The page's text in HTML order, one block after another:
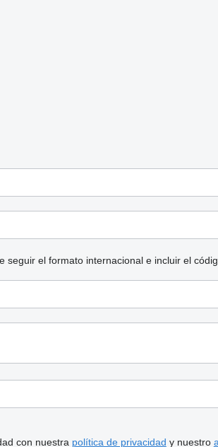
seguir el formato internacional e incluir el
con nuestra política de privacidad y nuestro